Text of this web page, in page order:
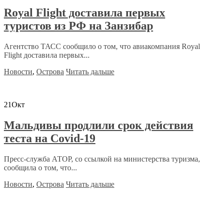
Royal Flight доставила первых
туристов из РФ на Занзибар
Агентство ТАСС сообщило о том, что авиакомпания Royal
Flight доставила первых...
Новости, Острова Читать дальше
21Окт
Мальдивы продлили срок действия
теста на Covid-19
Пресс-служба АТОР, со ссылкой на министерства туризма,
сообщила о том, что...
Новости, Острова Читать дальше